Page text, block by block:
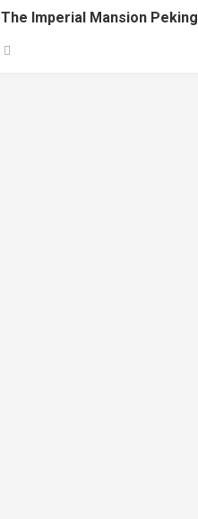
The Imperial Mansion Peking